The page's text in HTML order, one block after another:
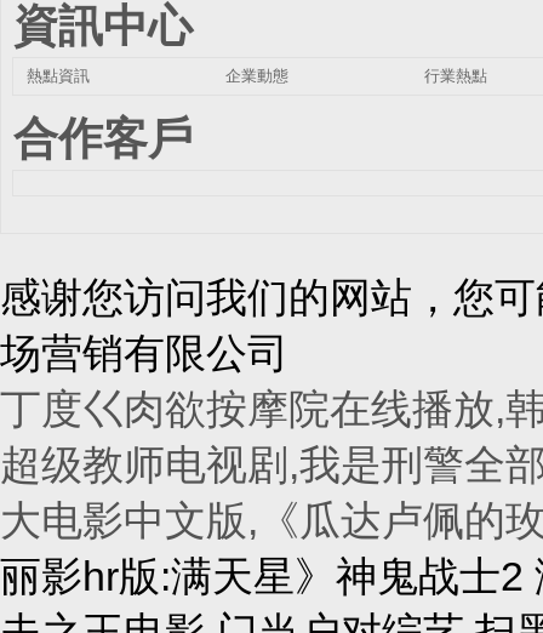
資訊中心
熱點資訊 企業動態 行業熱點
合作客戶
感谢您访问我们的网站，您
场营销有限公司
丁度巜肉欲按摩院在线播放,
超级教师电视剧,我是刑警全
大电影中文版,《瓜达卢佩的